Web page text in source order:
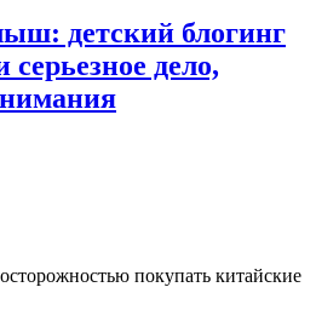
детский блогинг
дело,
покупать китайские